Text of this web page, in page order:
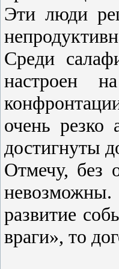
Эти люди
Среди
настроен
очень резко
достигнуты
Отмечу, без
развитие
враги», то